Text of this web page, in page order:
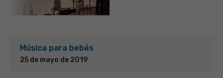
Música para bebés
25 de mayo de 2019